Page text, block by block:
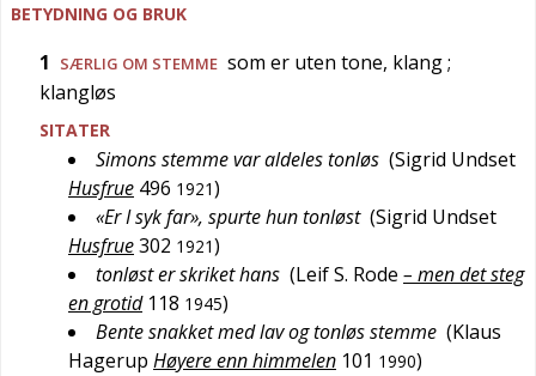
BETYDNING OG BRUK
1 SÆRLIG OM STEMME som er uten tone, klang;
klangløs
SITATER
Simons stemme var aldeles tonløs (Sigrid Undset
Husfrue 496 1921)
«Er I syk far», spurte hun tonløst (Sigrid Undset
Husfrue302 1921)
tonløst er skriket hans (Leif S. Rode – men det steg
en grotid 118 1945)
Bente snakket med lav og tonløs stemme (Klaus
Hagerup Høyere enn himmelen 101 1990)